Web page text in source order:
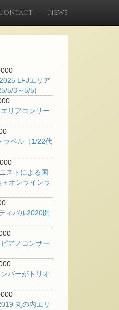
News
LFJエリア
5/3～5/5)
リアコンサー
ラベル（1/22代
ストによる国
オンラインラ
ィバル2020開
アノコンサー
バーがトリオ
丸の内エリ